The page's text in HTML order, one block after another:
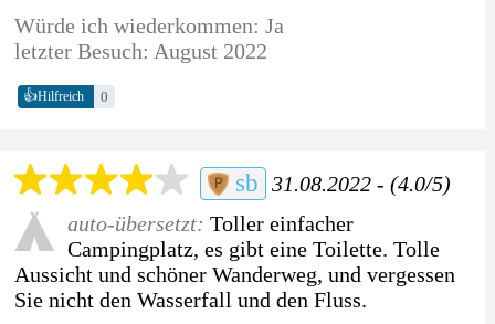
Würde ich wiederkommen: Ja
letzter Besuch: August 2022
👍Hilfreich 0
sb 31.08.2022 - (4.0/5)
auto-übersetzt: Toller einfacher
Campingplatz, es gibt eine Toilette. Tolle
Aussicht und schöner Wanderweg, und vergessen
Sie nicht den Wasserfall und den Fluss.